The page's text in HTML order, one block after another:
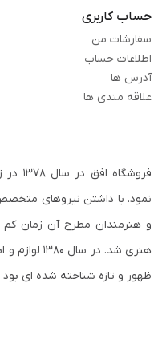
حساب کاربری
سفارشات من
اطلاعات حساب
آدرس ها
علاقه مندی ها
نمود. با داشتن نیروهای
و هنرمندان مطرح آن زمان
هنری شد. در
ظهور و تازه شناخته شده ای بود